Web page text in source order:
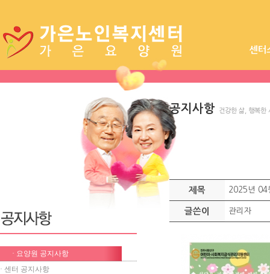
센터
시설
· 요양원 공지사항
· 센터 공지사항
공지사항 건강한 삶, 행복한
제목 2025년 04
글쓴이 관리자